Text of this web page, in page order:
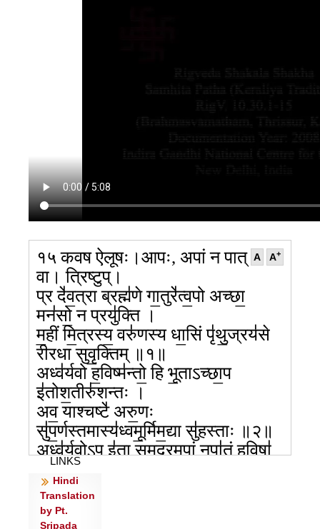
143
144
149 150 151
152
156 157 159
166
169
170 172
177
178 179
185
186 187 188 189 190 191
A A+
१५ कवष ऐलूषः।आपः, अपां न पात्
वा। त्रिष्टुप्।
प्र दे॑व॒त्रा ब्रह्म॑णे गा॒तुरे॑त्व॒पो अच्छा॒
मन॑सो॒ न प्रयु॑क्ति ।
म॒हीं मि॒त्रस्य॒ वरु॑णस्य धा॒सिं पृ॑थु॒ज्रय॑से
रीरधा सुवृ॒क्तिम् ॥१॥
अध्व॑र्यवो ह॒विष्म॑न्तो॒ हि भू॒ताऽच्छा॒प
इ॑तोश॒तीरु॑शन्तः ।
अव॒ याश्चष्टे॑ अरु॒णः
सु॑प॒र्णस्तमास्य॑ध्वमू॒र्मिम॒द्या सु॑हस्ताः ॥२॥
अध्व॑र्यवो॒ऽप इ॑ता समु॒द्रम॒पां नपा॑तं ह॒विषा॑
यजध्वम् ।
स वो॑ दददू॒र्मिम॒द्या सुपू॑तं॒ तस्मै॒ सोमं॒ मधु॑मन्तं
सुनोत ॥३॥
LINKS
Hindi
Translation
by Pt.
Sripada